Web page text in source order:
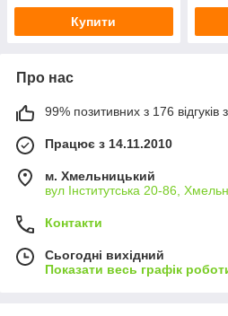
Купити
Про нас
99% позитивних з 176 відгуків
Працює з 14.11.2010
м. Хмельницький
вул Інститутська 20-86,
Контакти
Сьогодні вихідний
Показати весь графік